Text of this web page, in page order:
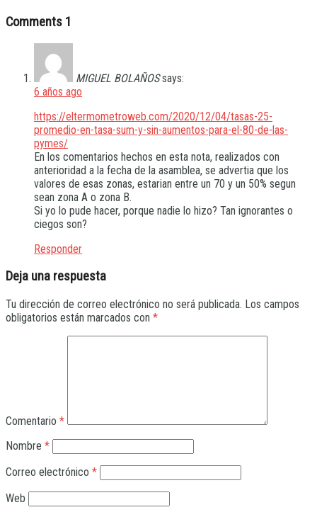
Comments 1
MIGUEL BOLAÑOS says:
6 años ago
https://eltermometroweb.com/2020/12/04/tasas-25-
promedio-en-tasa-sum-y-sin-aumentos-para-el-80-de-las-
pymes/
En los comentarios hechos en esta nota, realizados con
anterioridad a la fecha de la asamblea, se advertia que los
valores de esas zonas, estarian entre un 70 y un 50% segun
sean zona A o zona B.
Si yo lo pude hacer, porque nadie lo hizo? Tan ignorantes o
ciegos son?
Responder
Deja una respuesta
Tu dirección de correo electrónico no será publicada. Los campos
obligatorios están marcados con *
Comentario *
Nombre *
Correo electrónico *
Web